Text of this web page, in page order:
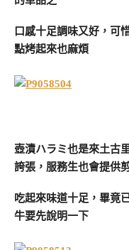
口感十足調味又好，可
點烤起來也麻煩
壺漬ハラミ也是來土古
誇張，服務生也會提供
吃起來味道十足，畢竟
牛要先說明一下